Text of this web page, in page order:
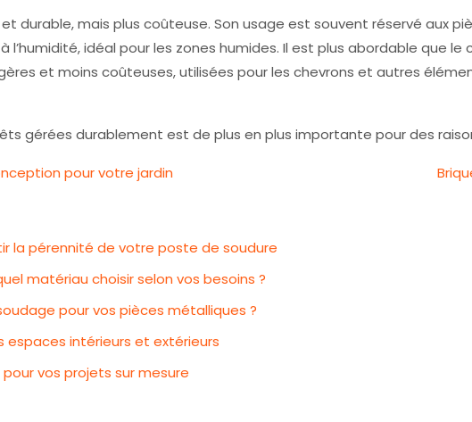
durable, mais plus coûteuse. Son usage est souvent réservé aux
l’humidité, idéal pour les zones humides. Il est plus abordable que le
et moins coûteuses, utilisées pour les chevrons et autres
gérées durablement est de plus en plus importante pour des
pour votre jardin
la pérennité de votre poste de soudure
matériau choisir selon vos besoins ?
pour vos pièces métalliques ?
espaces intérieurs et extérieurs
vos projets sur mesure